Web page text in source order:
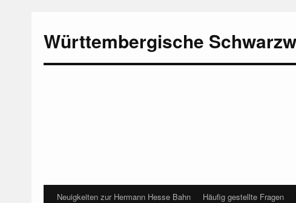
Württembergische
Neuigkeiten zur Hermann Hesse Bahn Häufig gestellte Fragen